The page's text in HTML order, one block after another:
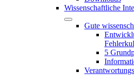
Wissenschaftliche
Gute
5